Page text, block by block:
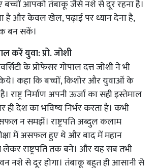
आपको तंबाकू जैसे नशे से दूर रहना है।
है और केवल खेल, पढ़ाई पर ध्यान देना है,
बन सकें।
करें युवा: प्रो. जोशी
के प्रोफेसर गोपाल दत्त जोशी ने भी
कहा कि बच्चों, किशोर और युवाओं के
राष्ट्र निर्माण अपनी ऊर्जा का सही इस्तेमाल
देश का भविष्य निर्भर करता है। कभी
न समझें। राष्ट्रपति अब्दुल कलाम
में असफल हुए थे और बाद में महान
लेकर राष्ट्रपति तक बने। और यह सब तभी
नशे से दूर होगा। तंबाकू बहुत ही आसानी से